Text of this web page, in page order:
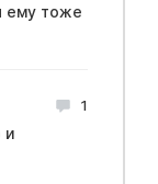
1
и